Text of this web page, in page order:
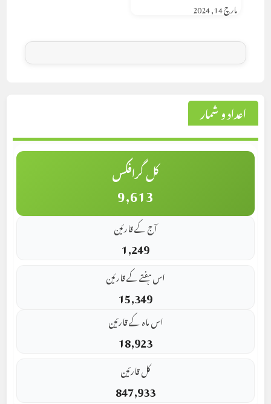
مارچ 14, 2024
اعداد و شمار
کل گرافکس
9,613
آج کے قارئین
1,249
اس ہفتے کے قارئین
15,349
اس ماہ کے قارئین
18,923
کل قارئین
847,933